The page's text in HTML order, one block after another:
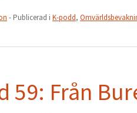
- Publicerad i K-podd,
59: Från